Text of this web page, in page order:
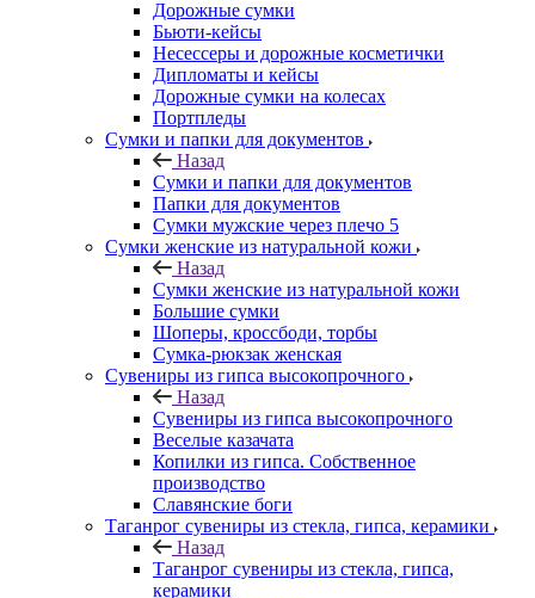
Дорожные сумки
Бьюти-кейсы
Несессеры и дорожные косметички
Дипломаты и кейсы
Дорожные сумки на колесах
Портпледы
Сумки и папки для документов
Назад
Сумки и папки для документов
Папки для документов
Сумки мужские через плечо 5
Сумки женские из натуральной кожи
Назад
Сумки женские из натуральной кожи
Большие сумки
Шоперы, кроссбоди, торбы
Сумка-рюкзак женская
Сувениры из гипса высокопрочного
Назад
Сувениры из гипса высокопрочного
Веселые казачата
Копилки из гипса. Собственное
производство
Славянские боги
Таганрог сувениры из стекла, гипса, керамики
Назад
Таганрог сувениры из стекла, гипса,
керамики